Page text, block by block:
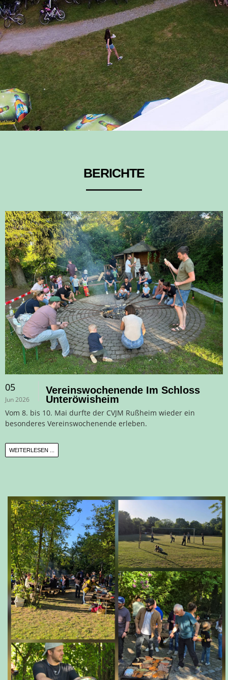
BERICHTE
05
Jun 2026
Vereinswochenende Im Schloss
Unteröwisheim
Vom 8. bis 10. Mai durfte der CVJM Rußheim wieder ein
besonderes Vereinswochenende erleben.
WEITERLESEN ...